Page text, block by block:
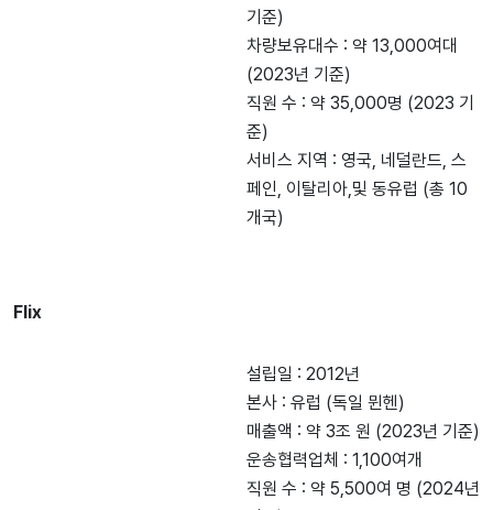
기준)
차량보유대수 : 약 13,000여대
(2023년 기준)
직원 수 : 약 35,000명 (2023 기
준)
서비스 지역 : 영국, 네덜란드, 스
페인, 이탈리아,및 동유럽 (총 10
개국)
Flix
설립일 : 2012년
본사 : 유럽 (독일 뮌헨)
매출액 : 약 3조 원 (2023년 기준)
운송협력업체 : 1,100여개
직원 수 : 약 5,500여 명 (2024년